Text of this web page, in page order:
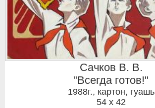
Сачков В. В.
"Всегда готов!"
1988г., картон, гуашь
54 x 42